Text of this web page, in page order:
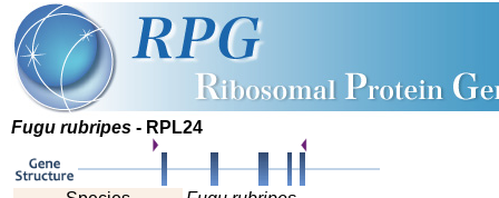
Fugu rubripes - RPL24